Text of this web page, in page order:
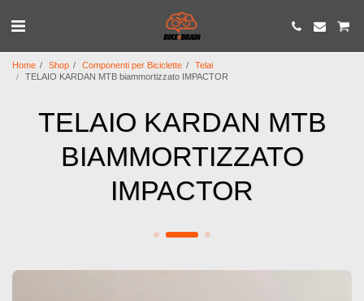
Home Shop Componenti per Biciclette
Telai
TELAIO KARDAN MTB biammortizzato IMPACTOR
TELAIO KARDAN MTB
BIAMMORTIZZATO
IMPACTOR